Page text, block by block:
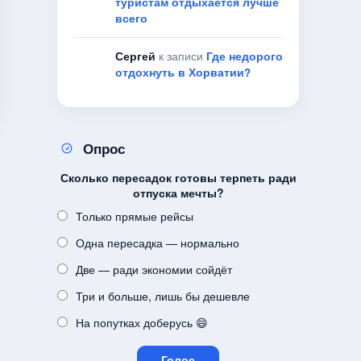
всего
Сергей к записи Где недорого
отдохнуть в Хорватии?
Опрос
Сколько пересадок готовы терпеть ради
отпуска мечты?
Только прямые рейсы
Одна пересадка — нормально
Две — ради экономии сойдёт
Три и больше, лишь бы дешевле
На попутках доберусь 😄